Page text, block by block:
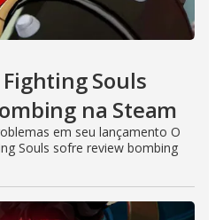
Souls
na Steam
em seu lançamento O
Souls sofre review bombing